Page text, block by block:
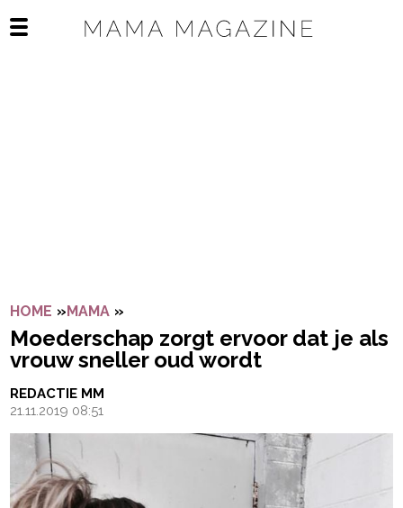
Open het mobiele menu
HOME »MAMA »
Moederschap zorgt ervoor dat je als
vrouw sneller oud wordt
REDACTIE MM
21.11.2019 08:51